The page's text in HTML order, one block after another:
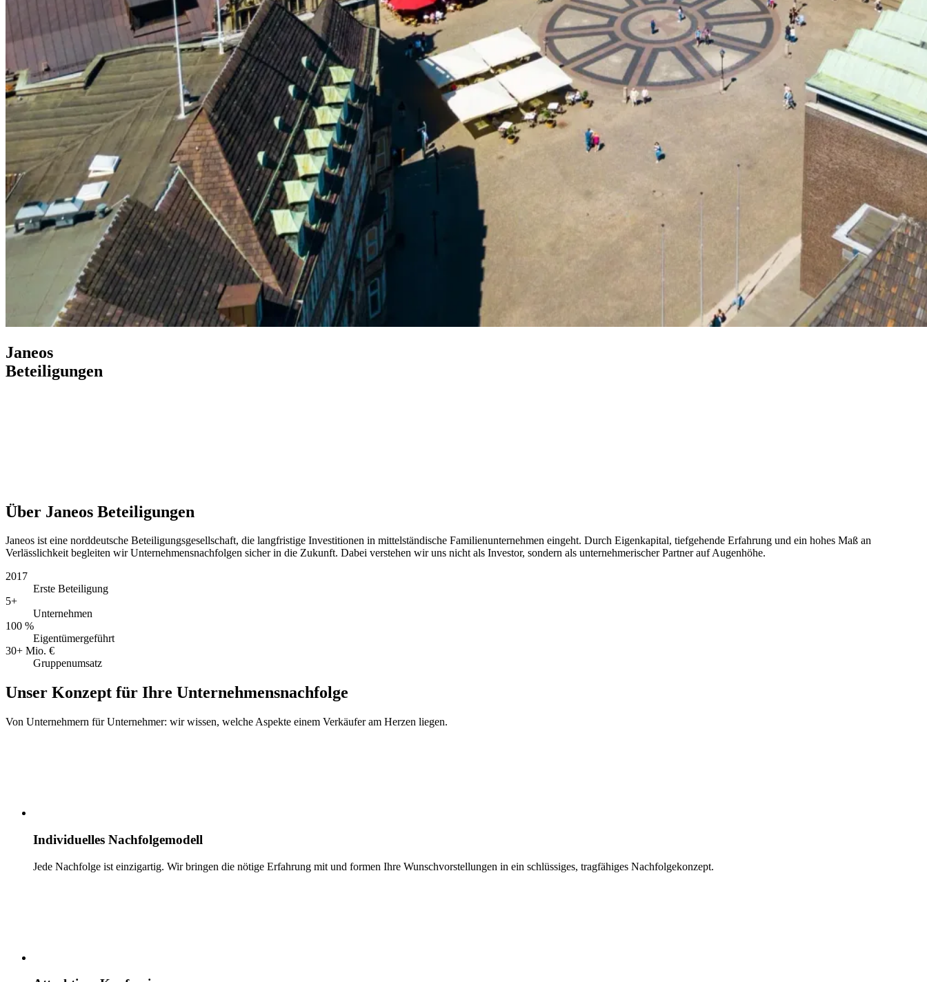
Janeos
Beteiligungen
Über Janeos Beteiligungen
Janeos ist eine norddeutsche Beteiligungsgesellschaft, die langfristige Investitionen in mittelständische Familienunternehmen eingeht. Durch Eigenkapital, tiefgehende Erfahrung und ein hohes Maß an
Verlässlichkeit begleiten wir Unternehmensnachfolgen sicher in die Zukunft. Dabei verstehen wir uns nicht als Investor, sondern als unternehmerischer Partner auf Augenhöhe.
2017
Erste Beteiligung
5+
Unternehmen
100 %
Eigentümergeführt
30+ Mio. €
Gruppenumsatz
Unser Konzept für Ihre Unternehmensnachfolge
Von Unternehmern für Unternehmer: wir wissen, welche Aspekte einem Verkäufer am Herzen liegen.
Individuelles Nachfolgemodell
Jede Nachfolge ist einzigartig. Wir bringen die nötige Erfahrung mit und formen Ihre Wunschvorstellungen in ein schlüssiges, tragfähiges Nachfolgekonzept.